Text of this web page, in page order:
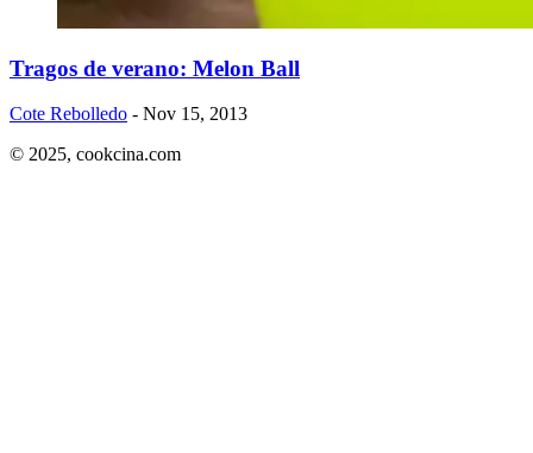
Tragos de verano: Melon Ball
Cote Rebolledo - Nov 15, 2013
© 2025, cookcina.com